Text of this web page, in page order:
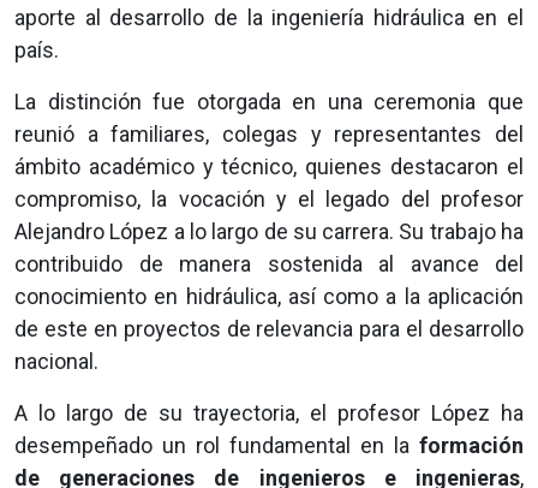
aporte al desarrollo de la ingeniería hidráulica en el
país.
La distinción fue otorgada en una ceremonia que
reunió a familiares, colegas y representantes del
ámbito académico y técnico, quienes destacaron el
compromiso, la vocación y el legado del profesor
Alejandro López a lo largo de su carrera. Su trabajo ha
contribuido de manera sostenida al avance del
conocimiento en hidráulica, así como a la aplicación
de este en proyectos de relevancia para el desarrollo
nacional.
A lo largo de su trayectoria, el profesor López ha
desempeñado un rol fundamental en la formación
de generaciones de ingenieros e ingenieras,